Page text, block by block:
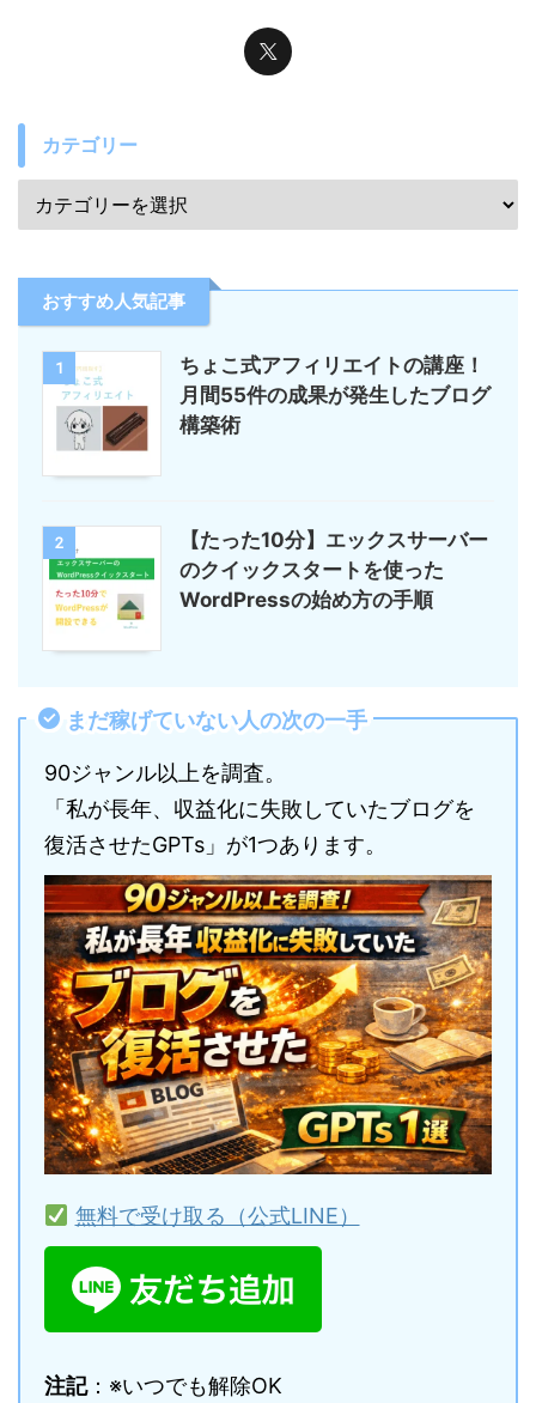
カテゴリー
おすすめ人気記事
1
ちょこ式アフィリエイトの講座！
月間55件の成果が発生したブログ
構築術
2
【たった10分】エックスサーバー
のクイックスタートを使った
WordPressの始め方の手順
まだ稼げていない人の次の一手
90ジャンル以上を調査。
「私が長年、収益化に失敗していたブログを
復活させたGPTs」が1つあります。
無料で受け取る（公式LINE）
注記：※いつでも解除OK